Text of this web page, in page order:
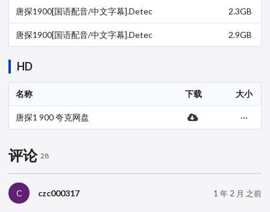
264.AAC-Panda…
唐探1900[国语配音/中文字幕].Detec
EB-DL.DDP5.1.H2…
2.3GB
唐探1900[国语配音/中文字幕].Detec
2.9GB
HD
名称 下载 大小
唐探1 900 夸克网盘 ···
评论 28
C czc000317 1 年 2 月 之前